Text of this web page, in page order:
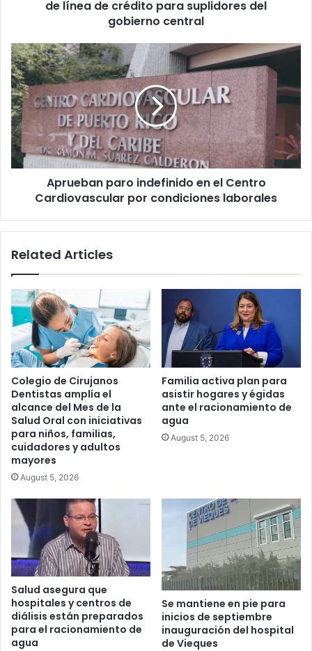
crédito
para
suplidores
del
gobierno
central
de línea de crédito para suplidores del
gobierno central
Aprueban
paro
indefinido
en
el
Centro
Cardiovascular
por
condiciones
laboralesAprueban paro indefinido en el Centro
Cardiovascular por condiciones laborales
Related Articles
Colegio de Cirujanos
Dentistas amplía el
alcance del Mes de la
Salud Oral con iniciativas
para niños, familias,
cuidadores y adultos
mayores
August 5, 2026
Familia activa plan para
asistir hogares y égidas
ante el racionamiento de
agua
August 5, 2026
Salud asegura que
hospitales y centros de
diálisis están preparados
para el racionamiento de
agua
Se mantiene en pie para
inicios de septiembre
inauguración del hospital
de Vieques